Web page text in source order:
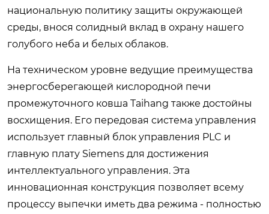
национальную политику защиты окружающей
среды, внося солидный вклад в охрану нашего
голубого неба и белых облаков.
На техническом уровне ведущие преимущества
энергосберегающей кислородной печи
промежуточного ковша Taihang также достойны
восхищения. Его передовая система управления
использует главный блок управления PLC и
главную плату Siemens для достижения
интеллектуального управления. Эта
инновационная конструкция позволяет всему
процессу выпечки иметь два режима - полностью